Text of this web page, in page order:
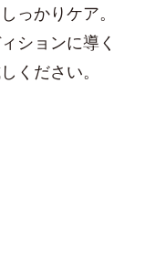
っかりケア。
ションに導く
ください。